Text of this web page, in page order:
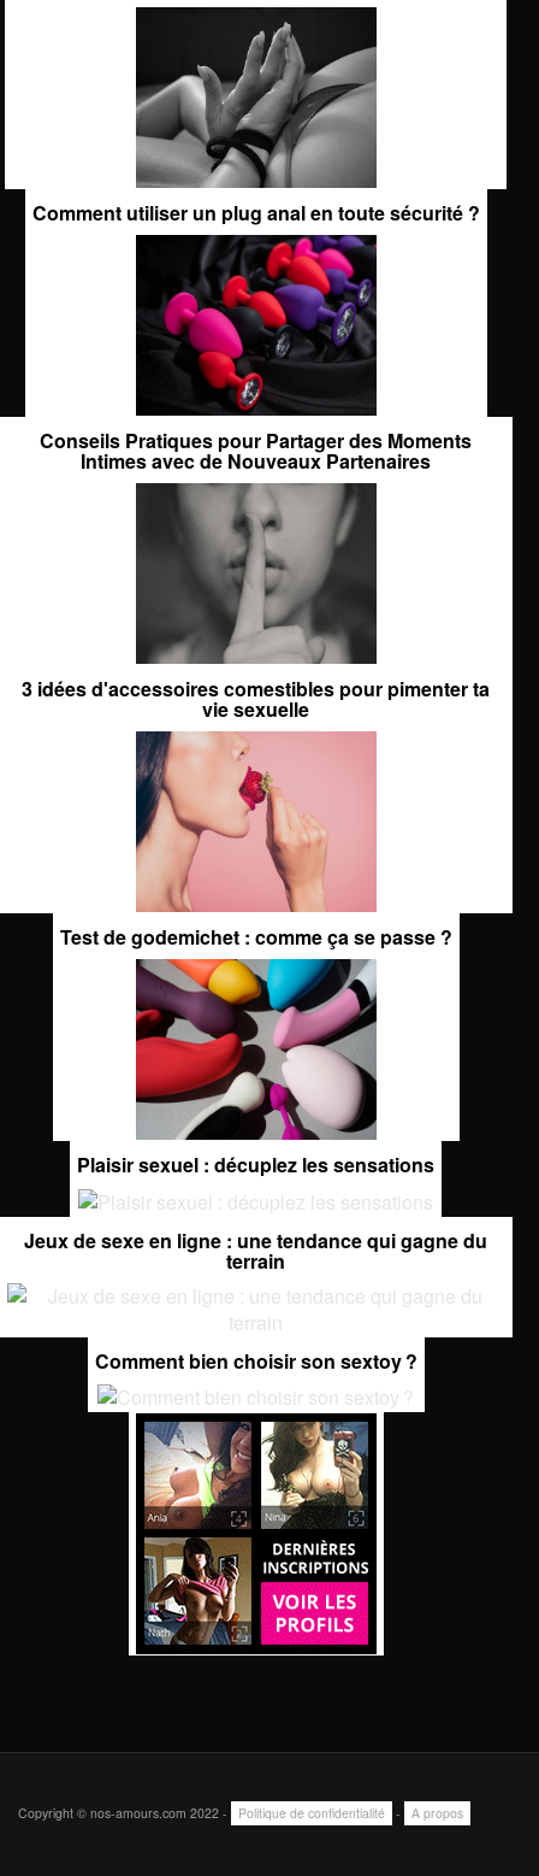
Comment utiliser un plug anal en toute sécurité ?
Conseils Pratiques pour Partager des Moments
Intimes avec de Nouveaux Partenaires
3 idées d'accessoires comestibles pour pimenter ta
vie sexuelle
Test de godemichet : comme ça se passe ?
Plaisir sexuel : décuplez les sensations
Jeux de sexe en ligne : une tendance qui gagne du
terrain
Comment bien choisir son sextoy ?
Copyright © nos-amours.com 2022 - Politique de confidentialité - A propos